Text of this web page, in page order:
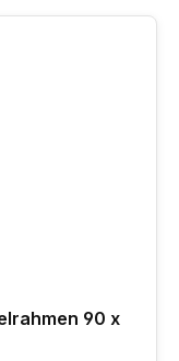
90 x